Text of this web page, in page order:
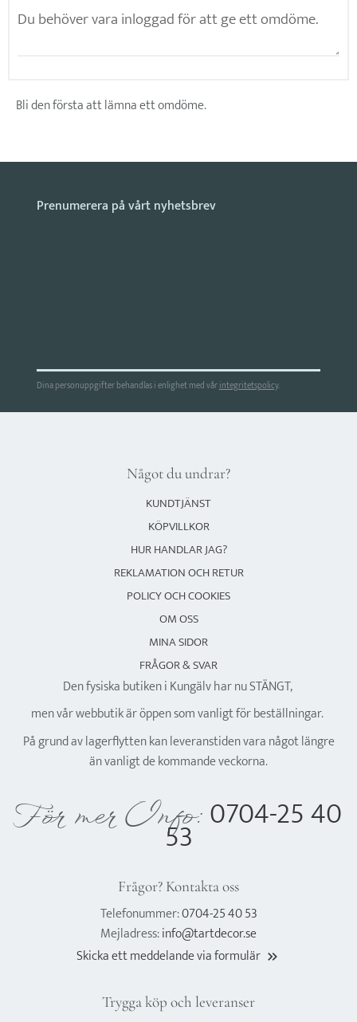
Bli den första att lämna ett omdöme.
Dina personuppgifter behandlas i enlighet med vårintegritetspolicy.
Något du undrar?
KUNDTJÄNST
KÖPVILLKOR
HUR HANDLAR JAG?
REKLAMATION OCH RETUR
POLICY OCH COOKIES
OM OSS
MINA SIDOR
FRÅGOR & SVAR
Den fysiska butiken i Kungälv har nu STÄNGT,
men vår webbutik är öppen som vanligt för beställningar.
På grund av lagerflytten kan leveranstiden vara något längre
än vanligt de kommande veckorna.
För mer Info: 0704-25 40
53
Frågor? Kontakta oss
Telefonummer:0704-25 40 53
Mejladress:info@tartdecor.se
Skicka ett meddelande via formulär keyboard_double_arrow_right
Trygga köp och leveranser